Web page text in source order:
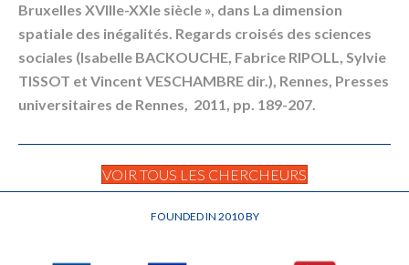
Bruxelles XVIIIe-XXIe siècle », dans La dimension
spatiale des inégalités. Regards croisés des sciences
sociales (Isabelle BACKOUCHE, Fabrice RIPOLL, Sylvie
TISSOT et Vincent VESCHAMBRE dir.), Rennes, Presses
universitaires de Rennes, 2011, pp. 189-207.
VOIR TOUS LES CHERCHEURS
FOUNDED IN 2010 BY